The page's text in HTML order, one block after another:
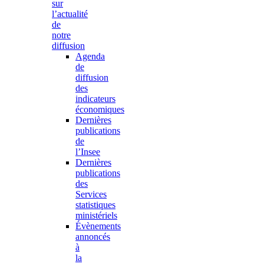
sur
l’actualité
de
notre
diffusion
Agenda
de
diffusion
des
indicateurs
économiques
Dernières
publications
de
l’Insee
Dernières
publications
des
Services
statistiques
ministériels
Évènements
annoncés
à
la